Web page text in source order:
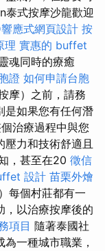
泰式按摩沙龍歡迎
應式網頁設計 按
理 實惠的 buffet
魂同時的療癒
證 如何申請台胞
摩）之前，請務
是如果您有任何潛
治療過程中與您
力和技術舒適且
，甚至在20 徵信
設計 苗栗外燴
每個村莊都有一
，以治療按摩後的
項目 隨著泰國社
一種城市職業，